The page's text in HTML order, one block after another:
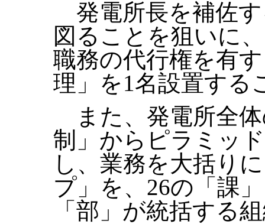
発電所長を補佐
図ることを狙いに
職務の代行権を有
理」を1名設置する
また、発電所全
制」からピラミッ
し、業務を大括り
プ」を、26の「課
「部」が統括する